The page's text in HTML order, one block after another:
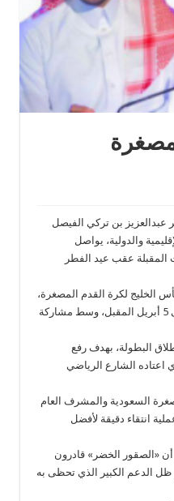
عبدالعزيز بن تركي الفيصل
والدولية، يواصل
المقبلة عقب عيد الفطر
من بطولة كأس الخليج لكرة القدم المصغرة،
التي تستضيفها العاصمة القطرية الدوحة على ملاعب أسباير زون خلال الفترة من 1 إلى 5 أبريل المقبل، وسط مشاركة
البطولة، بهدف رفع
اعتاده الشارع الرياضي
السعودية والمشرف العام
انتقاء دقيقة لأفضل
«الصقور الخضر» قادرون
الدعم الكبير الذي تحظى به